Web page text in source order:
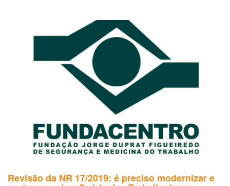
Mundial
da
Saúde,
Frente
Ampla
dos
Trabalhadores
lança
orientadora
Revisão da NR 17/2019: é preciso modernizar e